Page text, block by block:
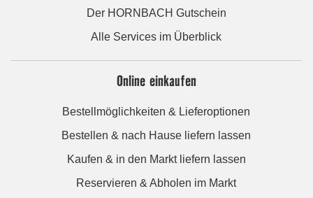
Der HORNBACH Gutschein
Alle Services im Überblick
Online einkaufen
Bestellmöglichkeiten & Lieferoptionen
Bestellen & nach Hause liefern lassen
Kaufen & in den Markt liefern lassen
Reservieren & Abholen im Markt